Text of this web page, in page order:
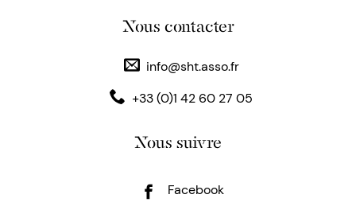
Nous contacter
info@sht.asso.fr
+33 (0)1 42 60 27 05
Nous suivre
Facebook